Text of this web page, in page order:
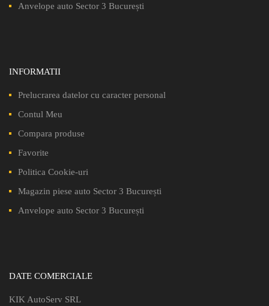
Anvelope auto Sector 3 București
INFORMATII
Prelucrarea datelor cu caracter personal
Contul Meu
Compara produse
Favorite
Politica Cookie-uri
Magazin piese auto Sector 3 București
Anvelope auto Sector 3 București
DATE COMERCIALE
KIK AutoServ SRL